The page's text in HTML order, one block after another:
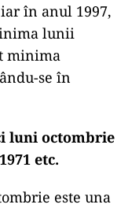
în anul 1997,
lunii
minima
se în
luni octombrie
etc.
este una